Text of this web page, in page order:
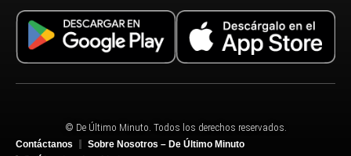
© De Último Minuto. Todos los derechos reservados.
Contáctanos
Sobre Nosotros – De Último Minuto